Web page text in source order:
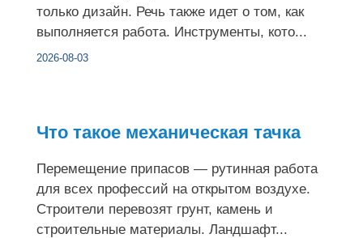
только дизайн. Речь также идет о том, как
выполняется работа. Инструменты, кото...
2026-08-03
Что такое механическая тачка
Перемещение припасов — рутинная работа
для всех профессий на открытом воздухе.
Строители перевозят грунт, камень и
строительные материалы. Ландшафт...